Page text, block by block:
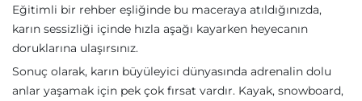
Eğitimli bir rehber eşliğinde bu maceraya atıldığınızda,
karın sessizliği içinde hızla aşağı kayarken heyecanın
doruklarına ulaşırsınız.
Sonuç olarak, karın büyüleyici dünyasında adrenalin dolu
anlar yaşamak için pek çok fırsat vardır. Kayak, snowboard,